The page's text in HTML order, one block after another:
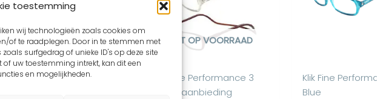
toestemming
wij technologieën zoals cookies om
of te raadplegen. Door in te stemmen met
surfgedrag of unieke ID's op deze site
uw toestemming intrekt, kan dit een
en mogelijkheden.
NIET OP VOORRAAD
Klik Fine Performance 3
brillen aanbieding
Klik Fine
Blue